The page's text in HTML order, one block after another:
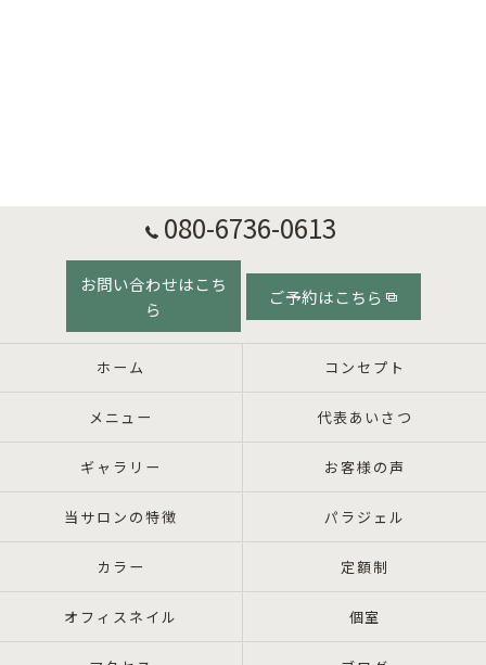
080-6736-0613
お問い合わせはこち
ら
ご予約はこちら
ホーム コンセプト
メニュー 代表あいさつ
ギャラリー お客様の声
当サロンの特徴 パラジェル
カラー 定額制
オフィスネイル 個室